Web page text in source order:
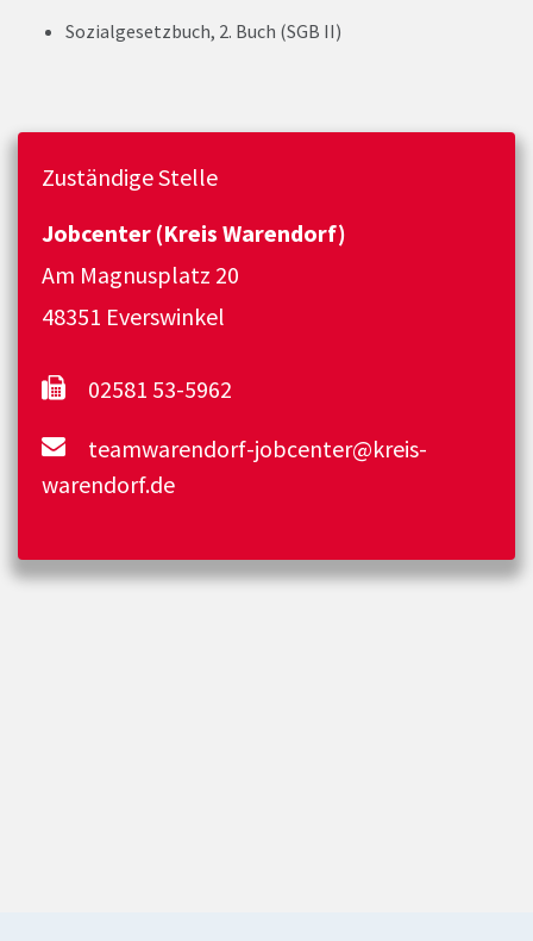
Sozialgesetzbuch, 2. Buch (SGB II)
Zuständige Stelle
Jobcenter (Kreis Warendorf)
Am Magnusplatz 20
48351 Everswinkel
02581 53-5962
teamwarendorf-jobcenter@kreis-
warendorf.de